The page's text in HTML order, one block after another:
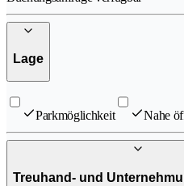
Lage
Parkmöglichkeit Nahe
Treuhand- und